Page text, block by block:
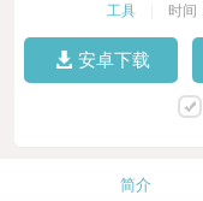
工具 时间
安卓下载
简介